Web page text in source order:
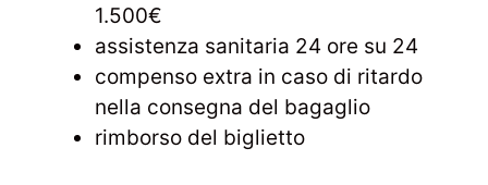
1.500€
assistenza sanitaria 24 ore su 24
compenso extra in caso di ritardo
nella consegna del bagaglio
rimborso del biglietto